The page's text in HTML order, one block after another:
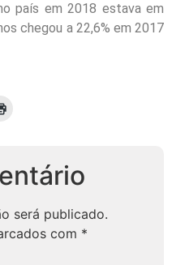
país em 2018 estava em
chegou a 22,6% em 2017
será publicado.
com *